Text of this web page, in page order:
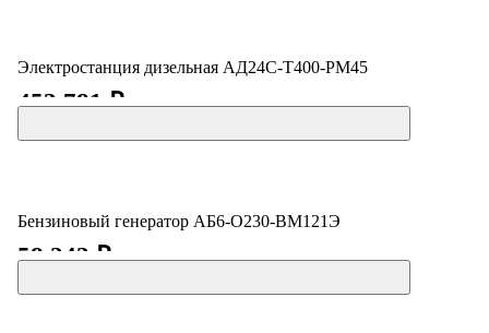
Электростанция дизельная АД24С-Т400-РМ45
453 781 ₽
Бензиновый генератор АБ6-О230-ВМ121Э
58 243 ₽